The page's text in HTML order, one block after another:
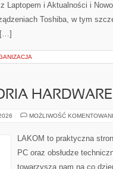
Laptopem i Aktualności i
Toshiba, w tym
[…]
MOŻLIWOŚĆ
LAKOM to praktyczna
PC oraz obsłudze
towarzyszą nam na co